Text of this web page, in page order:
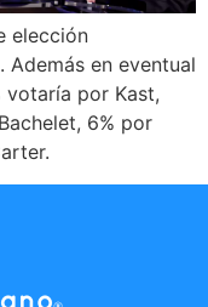
elección
Además en eventual
votaría por Kast,
6% por